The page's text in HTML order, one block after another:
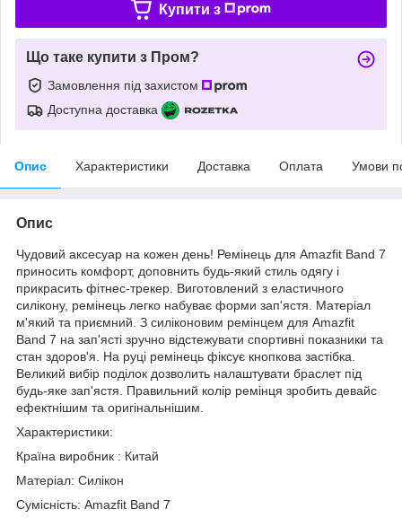
Купити з
Що таке купити з Пром?
Замовлення під захистом
Доступна доставка
Опис Характеристики Доставка Оплата Умови
Опис
Чудовий аксесуар на кожен день! Ремінець для Amazfit Band 7
приносить комфорт, доповнить будь-який стиль одягу і
прикрасить фітнес-трекер. Виготовлений з еластичного
силікону, ремінець легко набуває форми зап'ястя. Матеріал
м'який та приємний. З силіконовим ремінцем для Amazfit
Band 7 на зап'ясті зручно відстежувати спортивні показники та
стан здоров'я. На руці ремінець фіксує кнопкова застібка.
Великий вибір поділок дозволить налаштувати браслет під
будь-яке зап'ястя. Правильний колір ремінця зробить девайс
ефектнішим та оригінальнішим.
Характеристики:
Країна виробник : Китай
Матеріал: Силікон
Сумісність: Amazfit Band 7